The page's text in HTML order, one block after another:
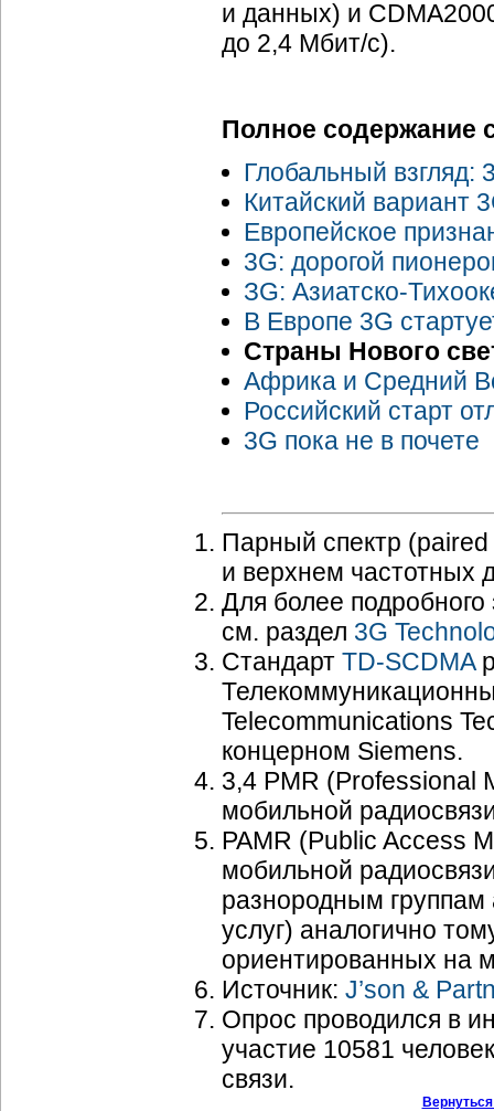
и данных) и
до 2,4 Мбит/с).
Полное содержание
Глобальный взгляд:
Китайский вариант
Европейское
3G: дорогой
ЗG: Азиатско-
В Европе 3G
Страны Нового
Африка и Средний
Российский старт
3G пока не в почете
Парный спектр
и верхнем частотных
Для более
см. раздел 3G
Стандарт TD-SCDMA
Telecommunications
концерном Siemens.
3,4 PMR (Professional
мобильной
PAMR (Public Access
мобильной
разнородным
услуг) аналогично
ориентированных на
Источник: J’son &
Опрос проводился в
участие 10581
связи.